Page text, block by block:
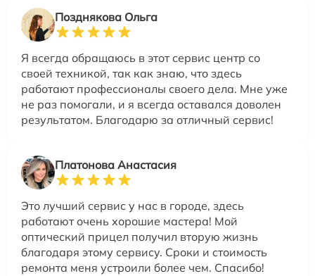
Позднякова Ольга
Я всегда обращаюсь в этот сервис центр со
своей техникой, так как знаю, что здесь
работают профессионалы своего дела. Мне уже
не раз помогали, и я всегда оставался доволен
результатом. Благодарю за отличный сервис!
Платонова Анастасия
Это лучший сервис у нас в городе, здесь
работают очень хорошие мастера! Мой
оптический прицел получил вторую жизнь
благодаря этому сервису. Сроки и стоимость
ремонта меня устроили более чем. Спасибо!